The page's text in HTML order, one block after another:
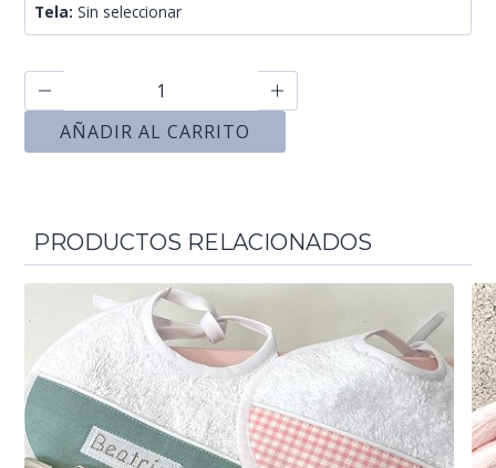
Tela: Sin seleccionar
AÑADIR AL CARRITO
PRODUCTOS RELACIONADOS